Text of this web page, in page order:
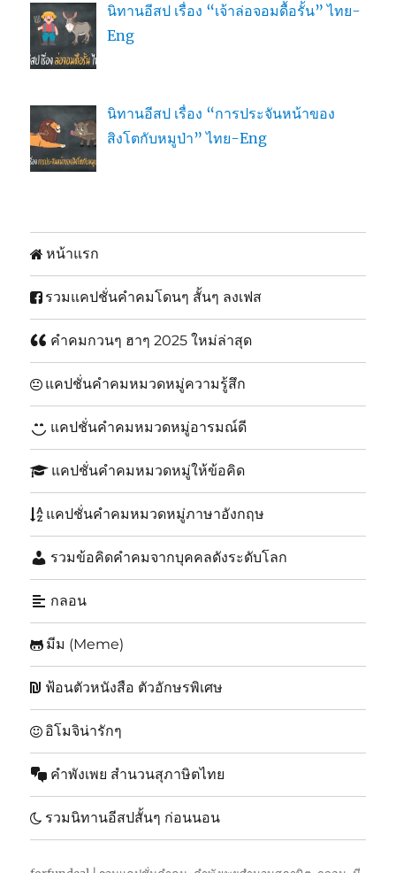
นิทานอีสป เรื่อง “เจ้าล่อจอมดื้อรั้น” ไทย-
Eng
นิทานอีสป เรื่อง “การประจันหน้าของ
สิงโตกับหมูป่า” ไทย-Eng
หน้าแรก
รวมแคปชั่นคำคมโดนๆ สั้นๆ ลงเฟส
คำคมกวนๆ ฮาๆ 2025 ใหม่ล่าสุด
แคปชั่นคำคมหมวดหมู่ความรู้สึก
แคปชั่นคำคมหมวดหมู่อารมณ์ดี
แคปชั่นคำคมหมวดหมู่ให้ข้อคิด
แคปชั่นคำคมหมวดหมู่ภาษาอังกฤษ
รวมข้อคิดคำคมจากบุคคลดังระดับโลก
กลอน
มีม (Meme)
ฟ้อนตัวหนังสือ ตัวอักษรพิเศษ
อิโมจิน่ารักๆ
คำพังเพย สำนวนสุภาษิตไทย
รวมนิทานอีสปสั้นๆ ก่อนนอน